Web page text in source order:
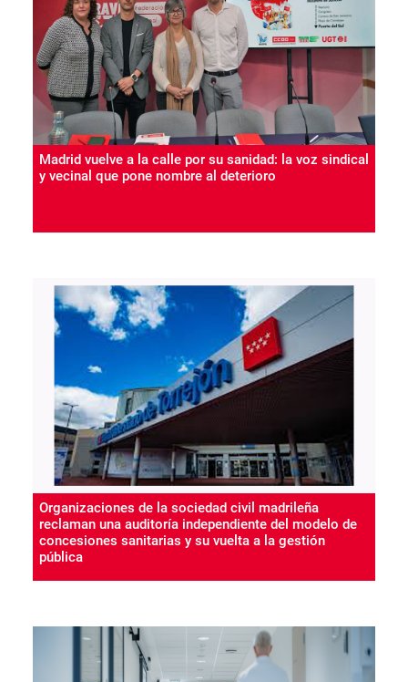
Madrid vuelve a la calle por su sanidad: la voz sindical
y vecinal que pone nombre al deterioro
Organizaciones de la sociedad civil madrileña
reclaman una auditoría independiente del modelo de
concesiones sanitarias y su vuelta a la gestión
pública